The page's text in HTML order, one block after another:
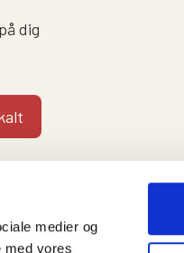
medier og
med vores
dig